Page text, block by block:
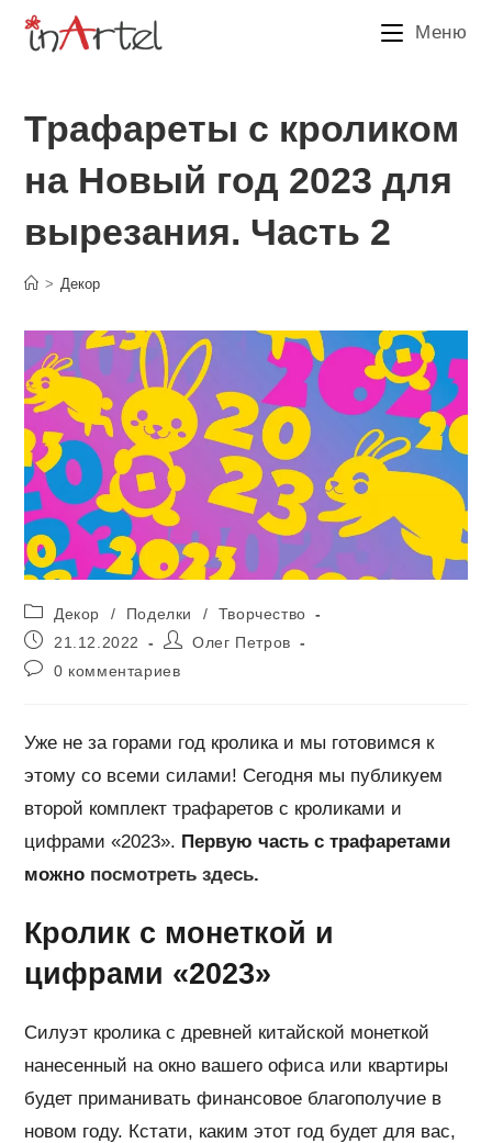
Перейти
Меню
Трафареты с кроликом
на Новый год 2023 для
вырезания. Часть 2
> Декор
Рубрика
записи:
Декор / Поделки /
Творчество
Запись
опубликована:
21.12.2022
АвторОлег Петров
Комментарии
0 комментариев
Уже не за горами год кролика и мы готовимся к
этому со всеми силами! Сегодня мы публикуем
второй комплект трафаретов с кроликами и
цифрами «2023». Первую часть с трафаретами
можно посмотреть здесь.
Кролик с монеткой и
цифрами «2023»
Силуэт кролика с древней китайской монеткой
нанесенный на окно вашего офиса или квартиры
будет приманивать финансовое благополучие в
новом году. Кстати, каким этот год будет для вас,